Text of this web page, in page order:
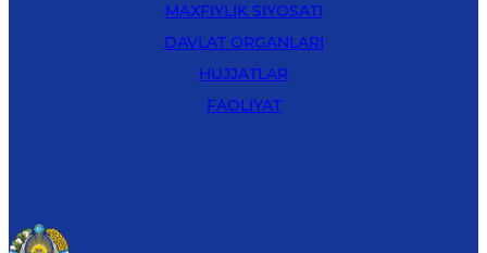
MAXFIYLIK SIYOSATI
DAVLAT ORGANLARI
HUJJATLAR
FAOLIYAT